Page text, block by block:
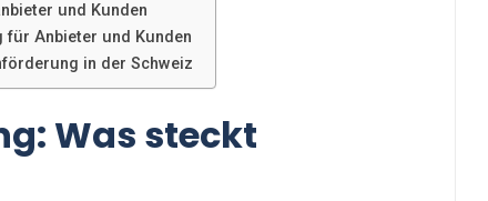
und Kunden
für Anbieter und Kunden
in der Schweiz
Was steckt